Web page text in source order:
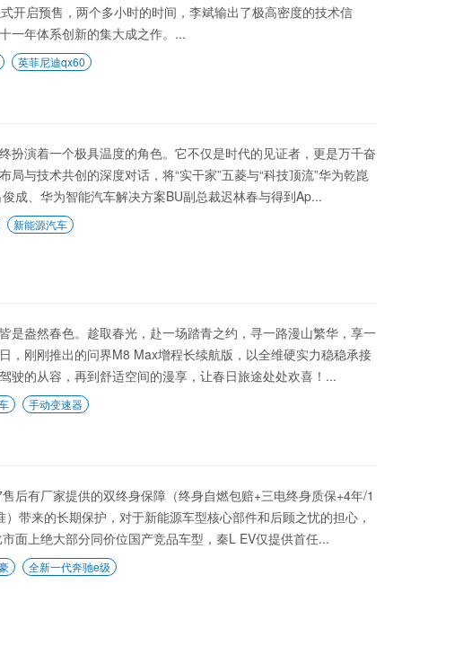
启预售，两个多小时的时间，李斌输出了极高密度的技术信
一年体系创新的集大成之作。...
英菲尼迪qx60
扮演着一个极具温度的角色。它不仅是时代的见证者，更是万千奋
与技术共创的深度对话，将“实干家”五菱与“科技顶流”华为乾崑
成、华为智能汽车解决方案BU副总裁迟林春与得到Ap...
新能源汽车
是盎然春色。趁取春光，赴一场踏青之约，寻一路漫山繁华，享一
，刚刚推出的问界M8 Max增程长续航版，以全维硬实力稳稳承接
驶的从容，再到舒适空间的漫享，让春日旅途处处欢喜！...
手动变速器
后有厂家提供的双终身保障（终身自燃包赔+三电终身质保+4年/1
带来的长期保护，对于新能源车型核心部件和后顾之忧的担心，
面上绝大部分同价位国产竞品车型，秦L EV仅提供首任...
全新一代奔驰e级